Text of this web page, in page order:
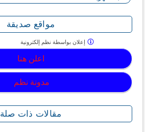
مواقع صديقة
اعلن هنا
مدونة نظم
إعلان بواسطة نظم إلكترونية
مقالات ذات صلة